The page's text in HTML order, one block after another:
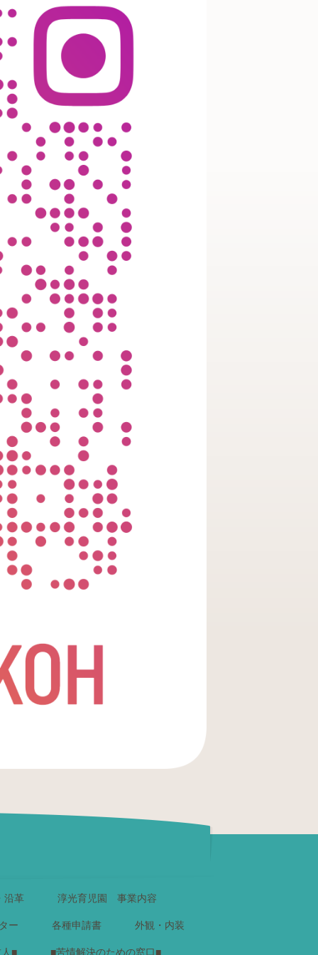
沿革 淳光育児園 事業内容
ー 各種申請書 外観・内装
■ ■苦情解決のための窓口■